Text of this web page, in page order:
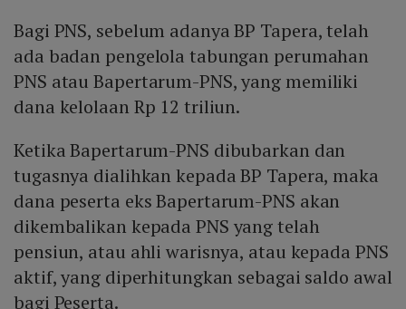
Bagi PNS, sebelum adanya BP Tapera, telah
ada badan pengelola tabungan perumahan
PNS atau Bapertarum-PNS, yang memiliki
dana kelolaan Rp 12 triliun.
Ketika Bapertarum-PNS dibubarkan dan
tugasnya dialihkan kepada BP Tapera, maka
dana peserta eks Bapertarum-PNS akan
dikembalikan kepada PNS yang telah
pensiun, atau ahli warisnya, atau kepada PNS
aktif, yang diperhitungkan sebagai saldo awal
bagi Peserta.